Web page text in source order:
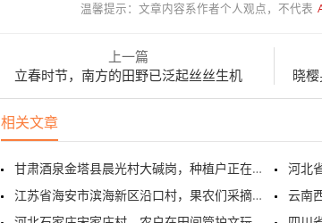
温馨提示：文章内容系作者个人观点，不代表
上一篇
立春时节，南方的田野已泛起丝丝生机
晓樱
相关文章
甘肃酒泉金塔县晨光村大碱岗，种植户正在晾晒枸杞
河北
江苏省海安市滨海新区沿口村，果农们采摘翠冠梨
云南